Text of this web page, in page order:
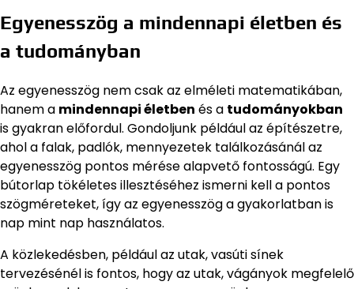
Egyenesszög a mindennapi életben és
a tudományban
Az egyenesszög nem csak az elméleti matematikában,
hanem a mindennapi életben és a tudományokban
is gyakran előfordul. Gondoljunk például az építészetre,
ahol a falak, padlók, mennyezetek találkozásánál az
egyenesszög pontos mérése alapvető fontosságú. Egy
bútorlap tökéletes illesztéséhez ismerni kell a pontos
szögméreteket, így az egyenesszög a gyakorlatban is
nap mint nap használatos.
A közlekedésben, például az utak, vasúti sínek
tervezésénél is fontos, hogy az utak, vágányok megfelelő